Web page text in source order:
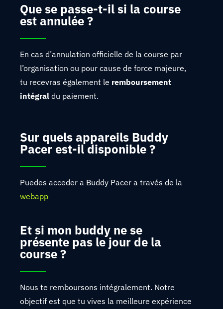
Que se passe-t-il si la course
est annulée ?
En cas d’annulation officielle de la course par
l’organisation ou pour cause de force majeure,
tu recevras également le remboursement
intégral du paiement.
Sur quels appareils Buddy
Pacer est-il disponible ?
Puedes acceder a Buddy Pacer a través de la
webapp
Et si mon buddy ne se
présente pas le jour de la
course ?
Nous te remboursons intégralement. Notre
objectif est que tu vives la meilleure expérience